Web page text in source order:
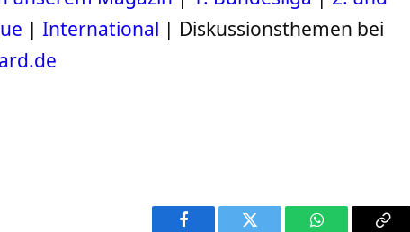
|International | Diskussionsthemen bei